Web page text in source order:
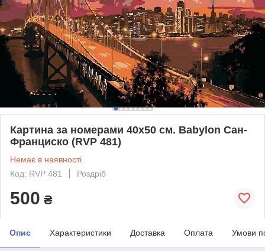
Картина за номерами 40х50 см. Babylon Сан-
Франциско (RVP 481)
Немає в наявності
Код: RVP 481
Роздріб
500 ₴
Опис Характеристики Доставка Оплата Умови